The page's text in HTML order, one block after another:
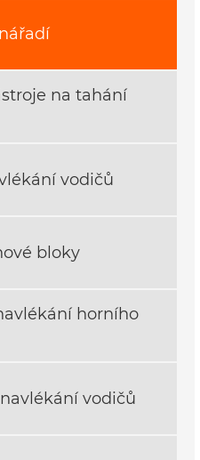
na tahání
vodičů
bloky
horního
vodičů